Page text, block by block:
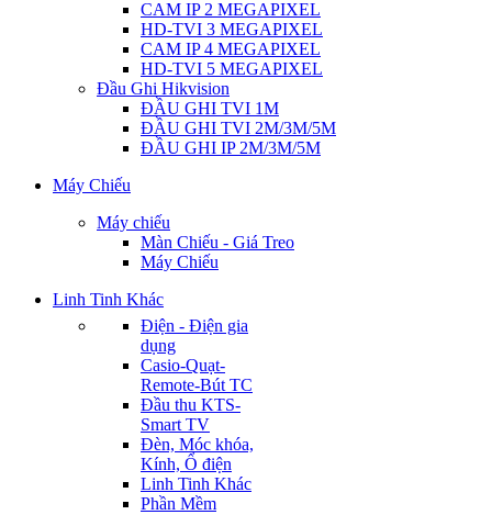
CAM IP 2 MEGAPIXEL
HD-TVI 3 MEGAPIXEL
CAM IP 4 MEGAPIXEL
HD-TVI 5 MEGAPIXEL
Đầu Ghi Hikvision
ĐẦU GHI TVI 1M
ĐẦU GHI TVI 2M/3M/5M
ĐẦU GHI IP 2M/3M/5M
Máy Chiếu
Máy chiếu
Màn Chiếu - Giá Treo
Máy Chiếu
Linh Tinh Khác
Điện - Điện gia
dụng
Casio-Quạt-
Remote-Bút TC
Đầu thu KTS-
Smart TV
Đèn, Móc khóa,
Kính, Ổ điện
Linh Tinh Khác
Phần Mềm